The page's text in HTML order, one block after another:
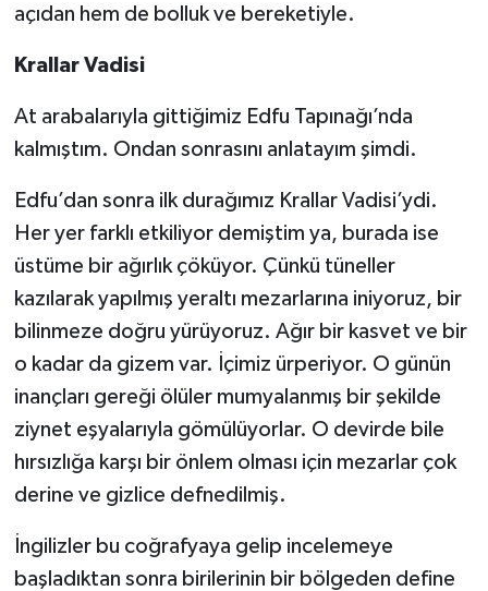
açıdan hem de bolluk ve bereketiyle.
Krallar Vadisi
At arabalarıyla gittiğimiz Edfu Tapınağı’nda
kalmıştım. Ondan sonrasını anlatayım şimdi.
Edfu’dan sonra ilk durağımız Krallar Vadisi’ydi.
Her yer farklı etkiliyor demiştim ya, burada ise
üstüme bir ağırlık çöküyor. Çünkü tüneller
kazılarak yapılmış yeraltı mezarlarına iniyoruz, bir
bilinmeze doğru yürüyoruz. Ağır bir kasvet ve bir
o kadar da gizem var. İçimiz ürperiyor. O günün
inançları gereği ölüler mumyalanmış bir şekilde
ziynet eşyalarıyla gömülüyorlar. O devirde bile
hırsızlığa karşı bir önlem olması için mezarlar çok
derine ve gizlice defnedilmiş.
İngilizler bu coğrafyaya gelip incelemeye
başladıktan sonra birilerinin bir bölgeden define